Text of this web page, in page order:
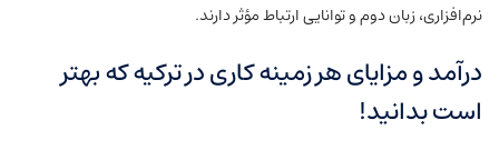
نرم‌افزاری، زبان دوم و توانایی ارتباط مؤثر دارند.
درآمد و مزایای هر زمینه کاری در ترکیه که بهتر
است بدانید!